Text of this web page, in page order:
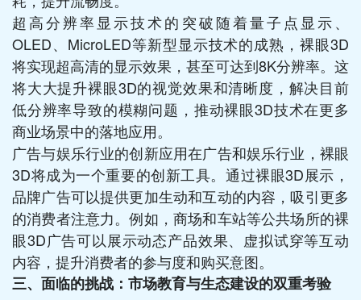
超高分辨率显示技术的突破随着量子点显示、
OLED、MicroLED等新型显示技术的成熟，裸眼3D
将实现超高清的显示效果，甚至可达到8K分辨率。这
将大大提升裸眼3D的视觉效果和清晰度，解决目前
低分辨率导致的模糊问题，推动裸眼3D技术在更多
商业场景中的落地应用。
广告与娱乐行业的创新应用在广告和娱乐行业，裸眼
3D将成为一个重要的创新工具。通过裸眼3D展示，
品牌广告可以提供更加生动和互动的内容，吸引更多
的消费者注意力。例如，商场和车站等公共场所的裸
眼3D广告可以展示动态产品效果、虚拟试穿等互动
内容，提升消费者的参与度和购买意图。
三、面临的挑战：市场教育与生态建设的双重考验